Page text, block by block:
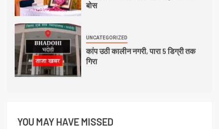
बोस
UNCATEGORIZED
कांप उठी कालीन नगरी, पारा 5 डिग्री तक
गिरा
YOU MAY HAVE MISSED